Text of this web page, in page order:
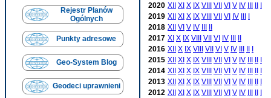
Rejestr Planów
Ogólnych
Punkty adresowe
Geo-System Blog
Geodeci uprawnieni
2020 XII XI X IX VIII VII VI V IV
2019 XII XI X IX VIII VII VI IV
2018 XII VI V IV
2017 XI X IX VIII VII VI IV
2016 XII X IX VIII VII VI V IV
2015 XII XI X IX VIII VII VI V IV
2014 XII XI X IX VIII VII VI V IV
2013 XII XI X IX VIII VII VI V IV
2012 XII XI X IX VIII VII VI V IV